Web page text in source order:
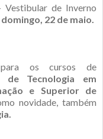
Vestibular de Inverno
22 de maio.
os cursos de
de Tecnologia em
e Superior de
novidade, também